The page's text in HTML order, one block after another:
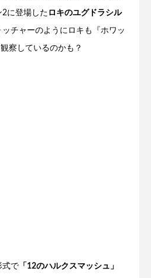
2に登場した ロキのユグドラシル
チャーのようにロキも『ホワッ
察しているのかも？
式で 「12のハルクスマッシュ」